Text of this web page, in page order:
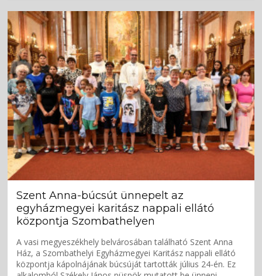
Szent Anna-búcsút ünnepelt az
egyházmegyei karitász nappali ellátó
központja Szombathelyen
A vasi megyeszékhely belvárosában található Szent Anna
Ház, a Szombathelyi Egyházmegyei Karitász nappali ellátó
központja kápolnájának búcsúját tartották július 24-én. Ez